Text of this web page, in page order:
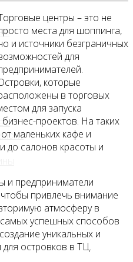
центры – это не
места для шоппинга,
и источники безграничных
для
которые
в торговых
для запуска
проектов. На таких
маленьких кафе и
до салонов красоты и
и предприниматели
привлечь внимание
атмосферу в
успешных способов
уникальных и
островков в ТЦ.